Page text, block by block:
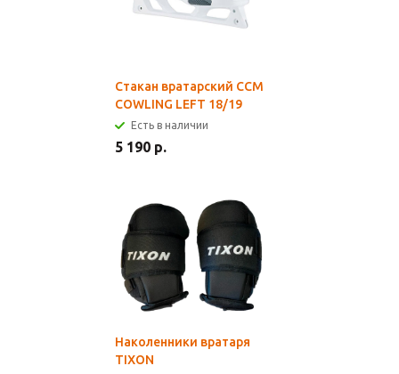
Стакан вратарский CCM
COWLING LEFT 18/19
Есть в наличии
5 190 р.
Наколенники вратаря
TIXON